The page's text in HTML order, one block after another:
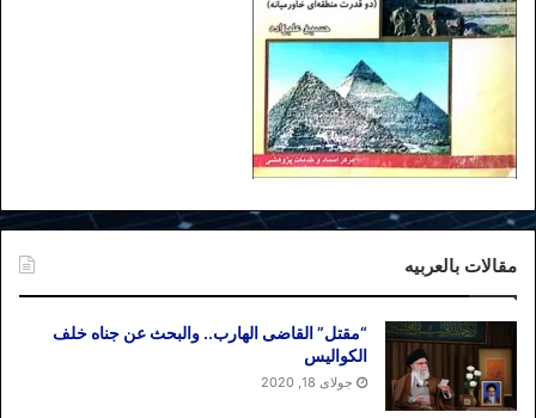
مقالات بالعربیه
“مقتل” القاضی الهارب.. والبحث عن جناه خلف
الکوالیس
جولای 18, 2020